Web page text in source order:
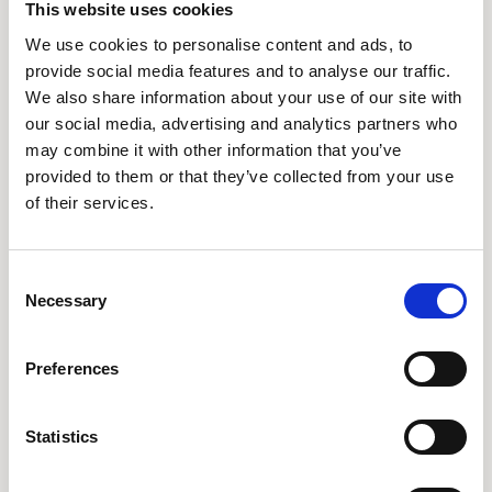
This website uses cookies
We use cookies to personalise content and ads, to
provide social media features and to analyse our traffic.
We also share information about your use of our site with
our social media, advertising and analytics partners who
may combine it with other information that you’ve
provided to them or that they’ve collected from your use
of their services.
Selection
Necessary
Preferences
Statistics
Ofte stillede spørgsmål
Hvad betyder slør i rattet?
Slør betyder, at du kan dreje rattet et stykke, før
hjulene reagerer. Det skyldes ofte slidte
styretøj eller uens dæktryk. Ring til os, så finder
vi årsagen og giver dig en fast pris på at udbedre